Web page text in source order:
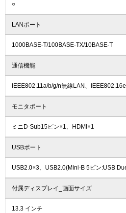
○
LANポート
1000BASE-T/100BASE-TX/10BASE-T
通信機能
IEEE802.11a/b/g/n無線LAN、
モニタポート
ミニD-Sub15ピン×1、HDMI×1
USBポート
USB2.0×3、USB2.0(Mini-B 5ピン:USB
付属ディスプレイ_画面サイズ
13.3 インチ